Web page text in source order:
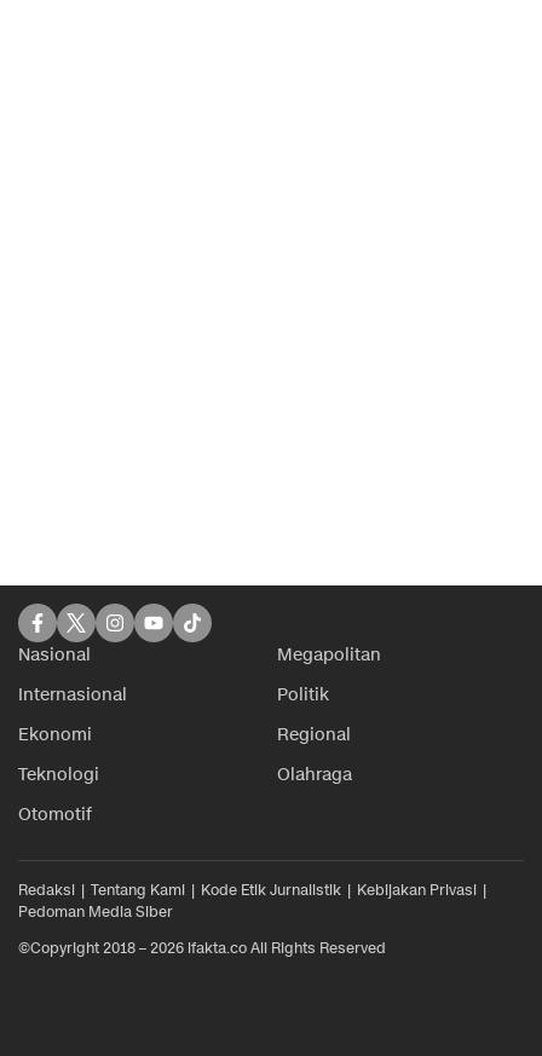
Nasional
Megapolitan
Internasional
Politik
Ekonomi
Regional
Teknologi
Olahraga
Otomotif
Redaksi Tentang Kami Kode Etik Jurnalistik
Kebijakan Privasi
Pedoman Media Siber
©Copyright 2018 – 2026 ifakta.co All Rights Reserved